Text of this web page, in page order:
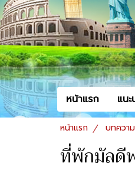
หน้าแรก แน
หน้าแรก บทควา
ที่พักมัลดี